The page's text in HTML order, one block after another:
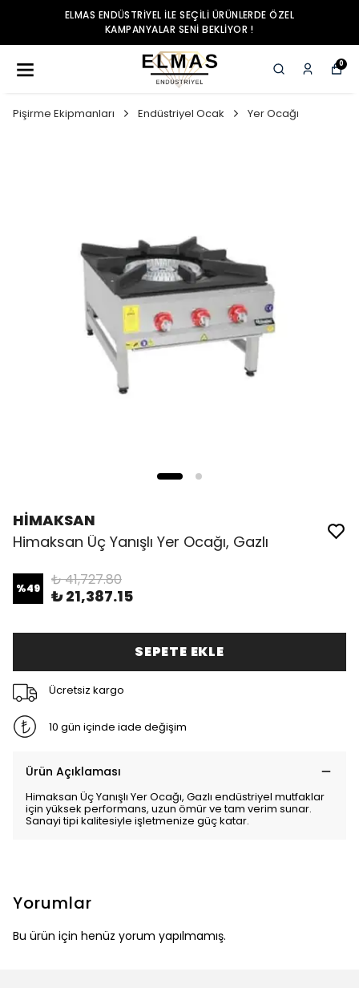
ELMAS ENDÜSTRIYEL ILE SEÇILI ÜRÜNLERDE ÖZEL
KAMPANYALAR SENI BEKLIYOR !
0
Pişirme Ekipmanları Endüstriyel Ocak Yer Ocağı
HİMAKSAN
Himaksan Üç Yanışlı Yer Ocağı, Gazlı
%49 ₺ 41,727.80
₺ 21,387.15
SEPETE EKLE
Ücretsiz kargo
10 gün içinde iade değişim
Ürün Açıklaması
Himaksan Üç Yanışlı Yer Ocağı, Gazlı endüstriyel mutfaklar
için yüksek performans, uzun ömür ve tam verim sunar.
Sanayi tipi kalitesiyle işletmenize güç katar.
Yorumlar
Bu ürün için henüz yorum yapılmamış.